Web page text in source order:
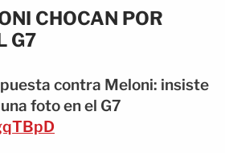
CHOCAN POR
G7
contra Meloni: insiste
foto en el G7